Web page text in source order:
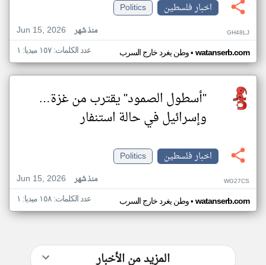
اخبار فلسطين
Politics
Jun 15, 2026
منذ شهر GH48LJ
وطن يغرد خارج السرب• watanserb.com عدد الكلمات: ١٥٧ ميديا: ١
"أسطول الصمود" يقترب من غزة…
وإسرائيل في حالة استنفار
اخبار فلسطين
Politics
Jun 15, 2026
منذ شهر WG27CS
وطن يغرد خارج السرب• watanserb.com عدد الكلمات: ١٥٨ ميديا: ١
المزيد من الأخبار